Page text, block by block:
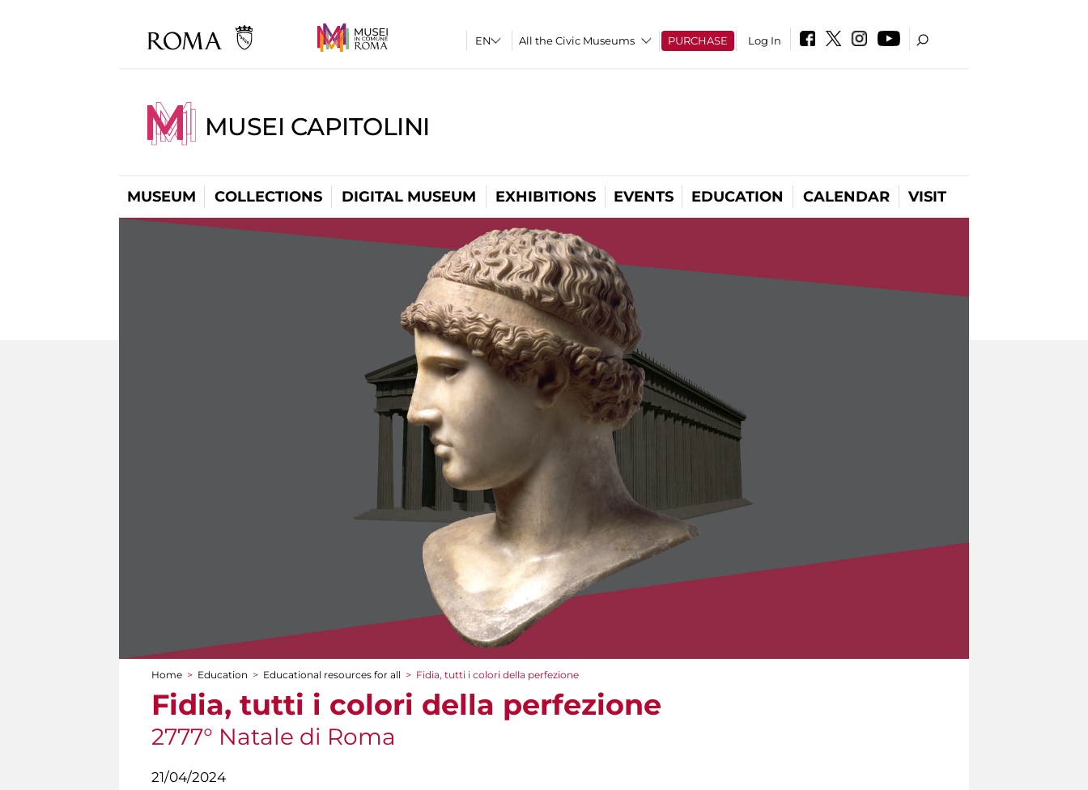
All the Civic Museums PURCHASE Log In
MUSEI CAPITOLINI
MUSEUM COLLECTIONS DIGITAL MUSEUM EXHIBITIONS EVENTS EDUCATION CALENDAR VISIT
You are here
Home > Education > Educational resources for all > Fidia, tutti i colori della perfezione
Fidia, tutti i colori della perfezione
2777° Natale di Roma
21/04/2024